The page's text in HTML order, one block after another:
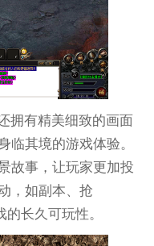
拥有精美细致的画面
临其境的游戏体验。
故事，让玩家更加投
，如副本、抢
长久可玩性。